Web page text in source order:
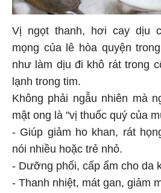
Vị ngọt thanh, hơi cay dịu
mọng của lê hòa quyện
như làm dịu đi khô rát trong
lạnh trong tim.
Không phải ngẫu nhiên mà
mật ong là "vị thuốc quý của
- Giúp giảm ho khan, rát
nói nhiều hoặc trẻ nhỏ.
- Dưỡng phổi, cấp ẩm cho da
- Thanh nhiệt, mát gan, giảm